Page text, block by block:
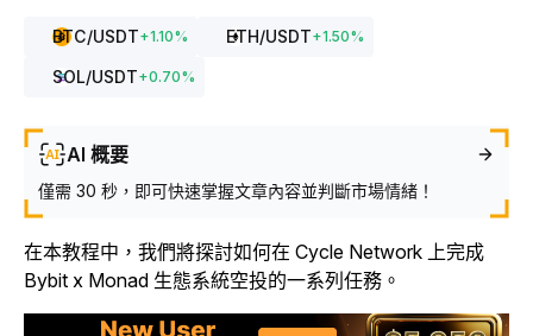
BTC/USDT+1.10% ETH/USDT+1.50%
SOL/USDT+0.70%
AI 概要
僅需 30 秒，即可快速掌握文章內容並判斷市場情緒！
在本教程中，我們將探討如何在 Cycle Network 上完成
Bybit x Monad 生態系統空投的一系列任務。